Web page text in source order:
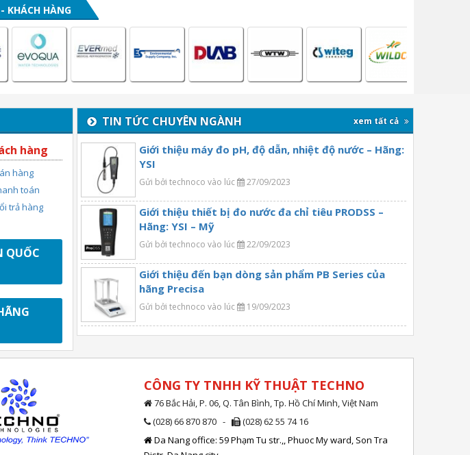
HÀNG
hàng
hàng
toán
trả hàng
QUỐC
TIN TỨC CHUYÊN NGÀNH xem tất cả
Giới thiệu máy đo pH, độ dẫn, nhiệt độ nước – Hãng:
YSI
Gửi bởi technoco vào lúc 27/09/2023
Giới thiệu thiết bị đo nước đa chỉ tiêu PRODSS –
Hãng: YSI – Mỹ
Gửi bởi technoco vào lúc 22/09/2023
Giới thiệu đến bạn dòng sản phẩm PB Series của
hãng Precisa
Gửi bởi technoco vào lúc 19/09/2023
CÔNG TY TNHH KỸ THUẬT TECHNO
76 Bắc Hải, P. 06, Q. Tân Bình, Tp. Hồ Chí Minh, Việt Nam
(028) 66 870 870 -
(028) 62 55 74 16
Da Nang office: 59 Phạm Tu str.,, Phuoc My ward, Son Tra